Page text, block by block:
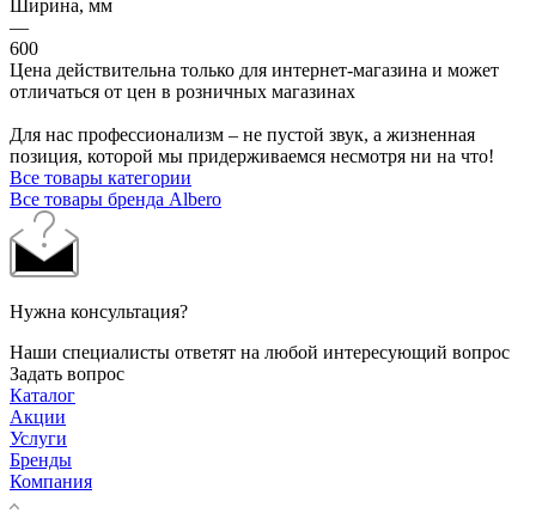
Ширина, мм
—
600
Цена действительна только для интернет-магазина и может
отличаться от цен в розничных магазинах
Для нас профессионализм – не пустой звук, а жизненная
позиция, которой мы придерживаемся несмотря ни на что!
Все товары категории
Все товары бренда Albero
Нужна консультация?
Наши специалисты ответят на любой интересующий вопрос
Задать вопрос
Каталог
Акции
Услуги
Бренды
Компания